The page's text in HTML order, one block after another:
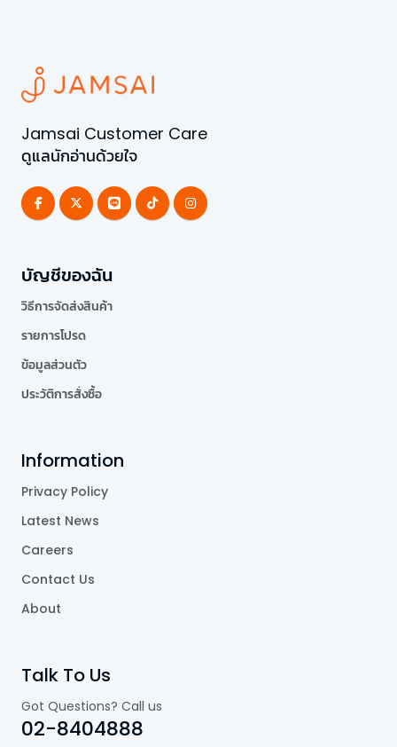
Jamsai Customer Care
ดูแลนักอ่านด้วยใจ
บัญชีของฉัน
วิธีการจัดส่งสินค้า
รายการโปรด
ข้อมูลส่วนตัว
ประวัติการสั่งซื้อ
Information
Privacy Policy
Latest News
Careers
Contact Us
About
Talk To Us
Got Questions? Call us
02-8404888